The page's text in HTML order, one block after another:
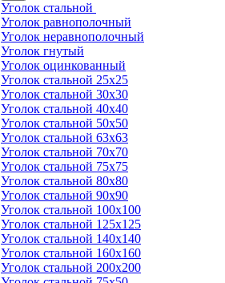
Уголок стальной
Уголок равнополочный
Уголок неравнополочный
Уголок гнутый
Уголок оцинкованный
Уголок стальной 25х25
Уголок стальной 30х30
Уголок стальной 40х40
Уголок стальной 50х50
Уголок стальной 63х63
Уголок стальной 70х70
Уголок стальной 75х75
Уголок стальной 80х80
Уголок стальной 90х90
Уголок стальной 100х100
Уголок стальной 125х125
Уголок стальной 140х140
Уголок стальной 160х160
Уголок стальной 200х200